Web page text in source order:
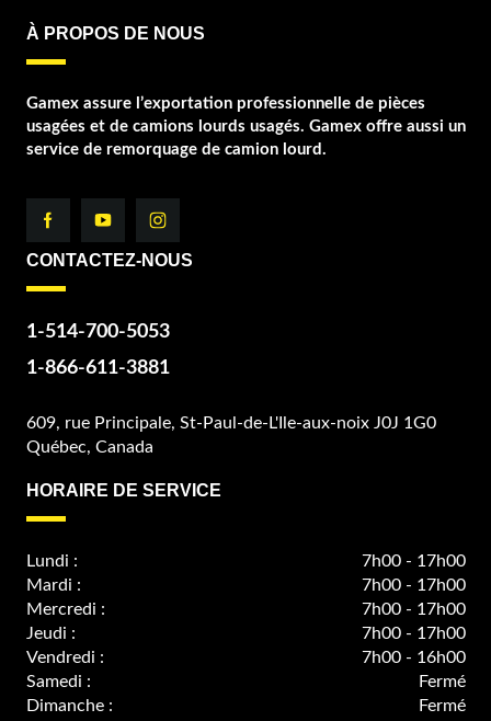
À PROPOS DE NOUS
Gamex assure l’exportation professionnelle de pièces
usagées et de camions lourds usagés. Gamex offre aussi un
service de remorquage de camion lourd.
CONTACTEZ-NOUS
1-514-700-5053
1-866-611-3881
609, rue Principale, St-Paul-de-L'Ile-aux-noix J0J 1G0
Québec, Canada
HORAIRE DE SERVICE
Lundi :
7h00 - 17h00
Mardi :
7h00 - 17h00
Mercredi :
7h00 - 17h00
Jeudi :
7h00 - 17h00
Vendredi :
7h00 - 16h00
Samedi :
Fermé
Dimanche :
Fermé